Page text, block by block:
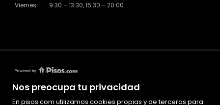
Nos preocupa tu privacidad
En pisos.com utilizamos cookies propias y de terceros para
Viernes:
9:30 – 13:30, 15:30 – 20:00